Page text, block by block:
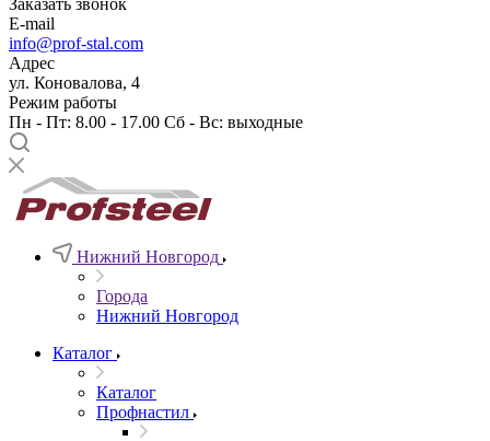
Заказать звонок
E-mail
info@prof-stal.com
Адрес
ул. Коновалова, 4
Режим работы
Пн - Пт: 8.00 - 17.00 Сб - Вс: выходные
Нижний Новгород
Города
Нижний Новгород
Каталог
Каталог
Профнастил